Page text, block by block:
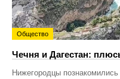
Общество
Чечня и Дагестан:
Нижегородцы